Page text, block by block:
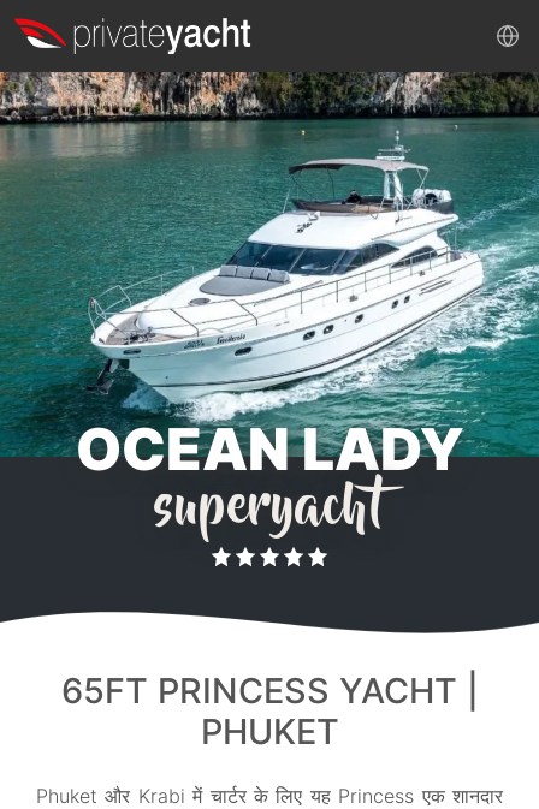
OCEAN LADY
superyacht
65FT PRINCESS YACHT |
PHUKET
Phuket और Krabi में चार्टर के लिए यह Princess एक शानदार